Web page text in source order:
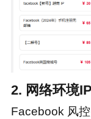
2. 网络环境
Facebook 风